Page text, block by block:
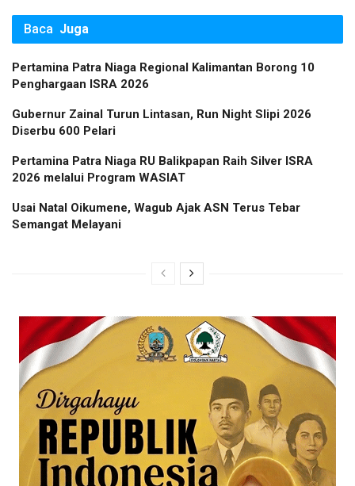
Baca Juga
Pertamina Patra Niaga Regional Kalimantan Borong 10
Penghargaan ISRA 2026
Gubernur Zainal Turun Lintasan, Run Night Slipi 2026
Diserbu 600 Pelari
Pertamina Patra Niaga RU Balikpapan Raih Silver ISRA
2026 melalui Program WASIAT
Usai Natal Oikumene, Wagub Ajak ASN Terus Tebar
Semangat Melayani